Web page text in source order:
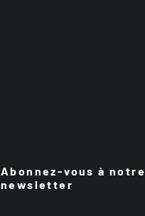
Abonnez-vous à notre
newsletter